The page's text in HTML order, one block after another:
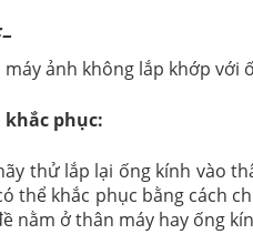
máy ảnh không lắp khớp với
khắc phục:
thử lắp lại ống kính vào
thể khắc phục bằng cách
nằm ở thân máy hay ống